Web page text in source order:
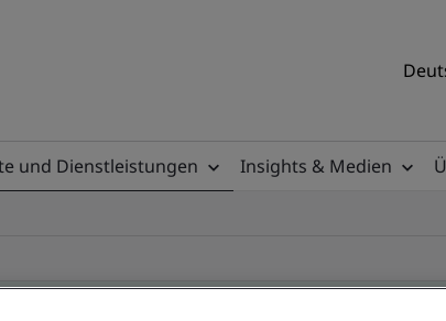
und Dienstleistungen Insights & Medien